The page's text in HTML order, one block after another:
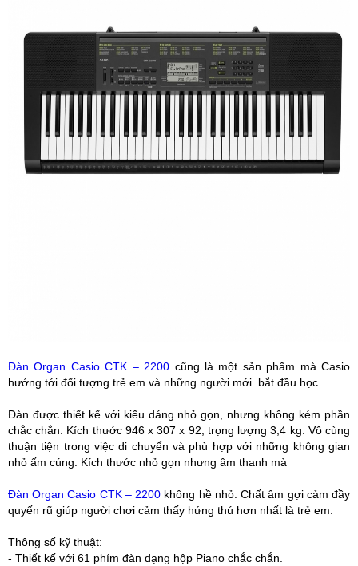
Đàn Organ Casio CTK – 2200 cũng là một sản phẩm mà Casio
hướng tới đối tượng trẻ em và những người mới bắt đầu học.
Đàn được thiết kế với kiểu dáng nhỏ gọn, nhưng không kém phần
chắc chắn. Kích thước 946 x 307 x 92, trọng lượng 3,4 kg. Vô cùng
thuận tiện trong việc di chuyển và phù hợp với những không gian
nhỏ ấm cúng. Kích thước nhỏ gọn nhưng âm thanh mà
Đàn Organ Casio CTK – 2200 không hề nhỏ. Chất âm gợi cảm đầy
quyến rũ giúp người chơi cảm thấy hứng thú hơn nhất là trẻ em.
Thông số kỹ thuật:
- Thiết kế với 61 phím đàn dạng hộp Piano chắc chắn.